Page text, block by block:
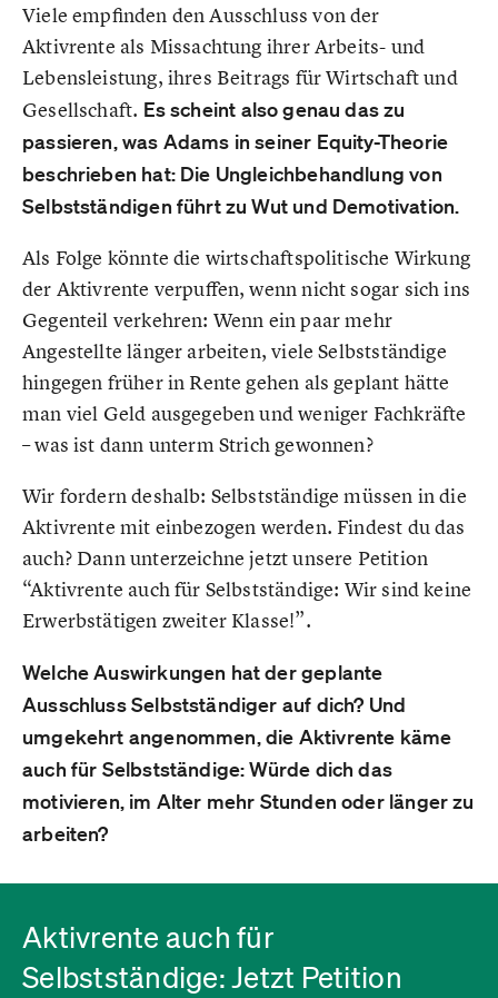
Viele empfinden den Ausschluss von der
Aktivrente als Missachtung ihrer Arbeits- und
Lebensleistung, ihres Beitrags für Wirtschaft und
Gesellschaft. Es scheint also genau das zu
passieren, was Adams in seiner Equity-Theorie
beschrieben hat: Die Ungleichbehandlung von
Selbstständigen führt zu Wut und Demotivation.
Als Folge könnte die wirtschaftspolitische Wirkung
der Aktivrente verpuffen, wenn nicht sogar sich ins
Gegenteil verkehren: Wenn ein paar mehr
Angestellte länger arbeiten, viele Selbstständige
hingegen früher in Rente gehen als geplant hätte
man viel Geld ausgegeben und weniger Fachkräfte
– was ist dann unterm Strich gewonnen?
Wir fordern deshalb: Selbstständige müssen in die
Aktivrente mit einbezogen werden. Findest du das
auch? Dann unterzeichne jetzt unsere Petition
“Aktivrente auch für Selbstständige: Wir sind keine
Erwerbstätigen zweiter Klasse!”.
Welche Auswirkungen hat der geplante
Ausschluss Selbstständiger auf dich? Und
umgekehrt angenommen, die Aktivrente käme
auch für Selbstständige: Würde dich das
motivieren, im Alter mehr Stunden oder länger zu
arbeiten?
Aktivrente auch für
Selbstständige: Jetzt Petition